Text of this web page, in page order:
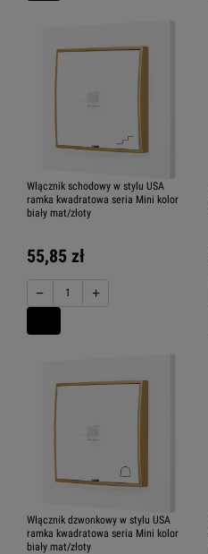
Włącznik schodowy w stylu USA
ramka kwadratowa seria Mini kolor
biały mat/złoty
55,85 zł
− +
Włącznik dzwonkowy w stylu USA
ramka kwadratowa seria Mini kolor
biały mat/złoty